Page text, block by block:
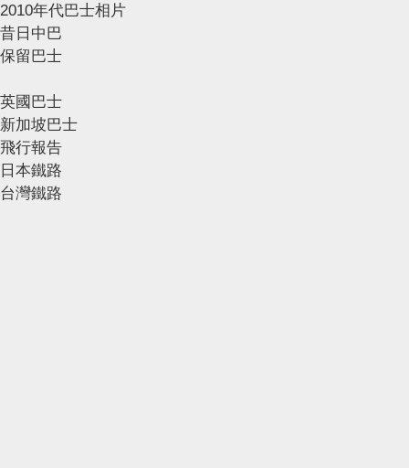
2010年代巴士相片
昔日中巴
保留巴士
英國巴士
新加坡巴士
飛行報告
日本鐵路
台灣鐵路